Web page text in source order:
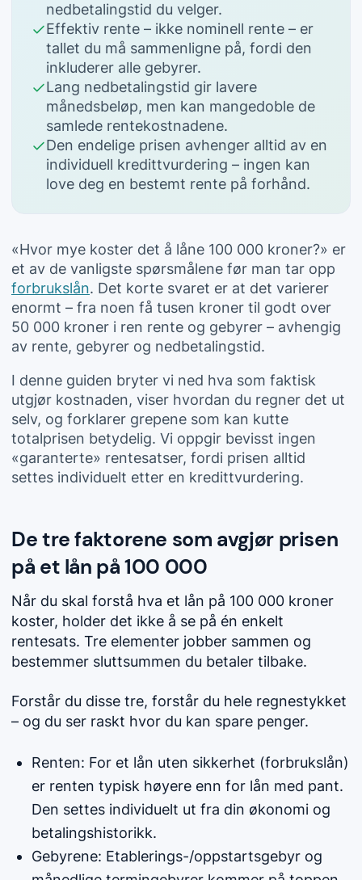
nedbetalingstid du velger.
Effektiv rente – ikke nominell rente – er
tallet du må sammenligne på, fordi den
inkluderer alle gebyrer.
Lang nedbetalingstid gir lavere
månedsbeløp, men kan mangedoble de
samlede rentekostnadene.
Den endelige prisen avhenger alltid av en
individuell kredittvurdering – ingen kan
love deg en bestemt rente på forhånd.
«Hvor mye koster det å låne 100 000 kroner?» er
et av de vanligste spørsmålene før man tar opp
forbrukslån. Det korte svaret er at det varierer
enormt – fra noen få tusen kroner til godt over
50 000 kroner i ren rente og gebyrer – avhengig
av rente, gebyrer og nedbetalingstid.
I denne guiden bryter vi ned hva som faktisk
utgjør kostnaden, viser hvordan du regner det ut
selv, og forklarer grepene som kan kutte
totalprisen betydelig. Vi oppgir bevisst ingen
«garanterte» rentesatser, fordi prisen alltid
settes individuelt etter en kredittvurdering.
De tre faktorene som avgjør prisen
på et lån på 100 000
Når du skal forstå hva et lån på 100 000 kroner
koster, holder det ikke å se på én enkelt
rentesats. Tre elementer jobber sammen og
bestemmer sluttsummen du betaler tilbake.
Forstår du disse tre, forstår du hele regnestykket
– og du ser raskt hvor du kan spare penger.
Renten: For et lån uten sikkerhet (forbrukslån)
er renten typisk høyere enn for lån med pant.
Den settes individuelt ut fra din økonomi og
betalingshistorikk.
Gebyrene: Etablerings-/oppstartsgebyr og